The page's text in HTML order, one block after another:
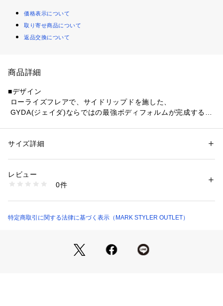
価格表示について
取り寄せ商品について
返品交換について
商品詳細
■デザイン
ローライズフレアで、サイドリップドを施した、
GYDA(ジェイダ)ならではの最強ボディフォルムが完成する1
奢で綺麗に見える効果抜群のシルエットに拘りました。
sacred edge crossのメッキや、ポケットも入れやすい仕様に
したのがポイントです。
へそ出しのコンパクトトップス合わせ+ヒール合わせで
  ■商品のお気に入り登録
再入荷通知やラスト１点、お得なプライスダウンの情報も受
性別：レディース
素材：綿98％ ポリウレタン2％ 革部分:牛革
商品番号：
072642415501 （ショップ）
サイズ詳細
レビュー
0件
特定商取引に関する法律に基づく表示（MARK STYLER OUTLET）